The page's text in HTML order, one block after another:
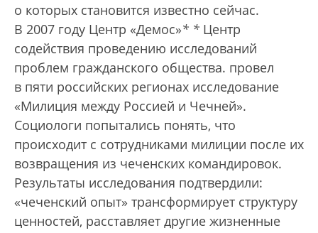
о которых становится известно сейчас.
В 2007 году Центр «Демос»* * Центр
содействия проведению исследований
проблем гражданского общества. провел
в пяти российских регионах исследование
«Милиция между Россией и Чечней».
Социологи попытались понять, что
происходит с сотрудниками милиции после их
возвращения из чеченских командировок.
Результаты исследования подтвердили:
«чеченский опыт» трансформирует структуру
ценностей, расставляет другие жизненные